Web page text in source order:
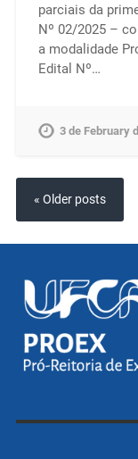
parciais da
Nº 02/2025 –
a modalidade
Edital Nº…
3 de February
« Older posts